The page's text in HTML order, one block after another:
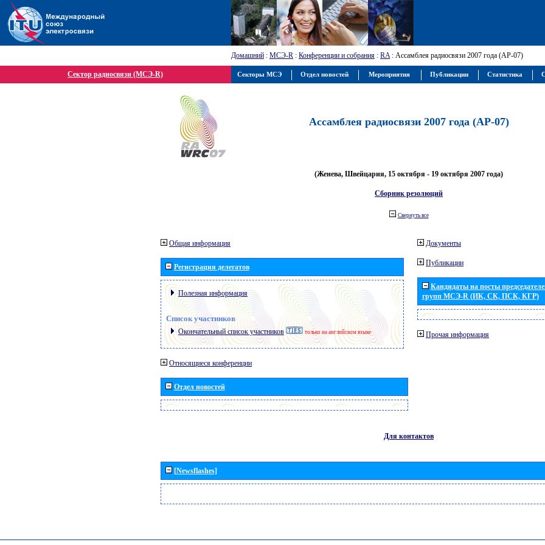
Домашний : МСЭ-R : Конференции и собрания : RA: Ассамблея радиосвязи 2007 года (АР-07)
Сектор радиосвязи (МСЭ-R)
Ассамблея радиосвязи 2007 года (АР-07)
(Женева, Швейцария, 15 октября - 19 октября 2007 года)
Сборник резолюций
Свернуть все
Общая информация
Регистрация делегатов
Полезная информация
Список участников
Окончательный список участников только на английском языке
Относящиеся конференции
Отдел новостей
Документы
Публикации
Кандидаты на посты
групп МСЭ-R (ИК, СК, ПСК, КГР)
Прочая информация
Для контактов
[Newsflashes]
Секторы МСЭ Отдел новостей Мероприятия Публикации Статистика